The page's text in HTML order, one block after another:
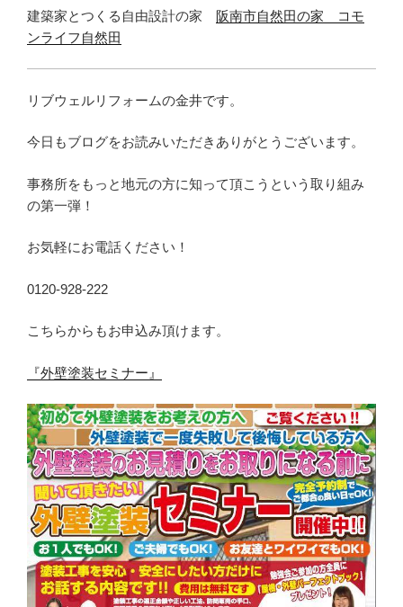
建築家とつくる自由設計の家 阪南市自然田の家 コモ
ンライフ自然田
リブウェルリフォームの金井です。
今日もブログをお読みいただきありがとうございます。
事務所をもっと地元の方に知って頂こうという取り組み
の第一弾！
お気軽にお電話ください！
0120-928-222
こちらからもお申込み頂けます。
『外壁塗装セミナー』